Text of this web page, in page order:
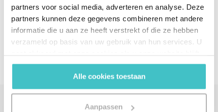
partners voor social media, adverteren en analyse. Deze
partners kunnen deze gegevens combineren met andere
informatie die u aan ze heeft verstrekt of die ze hebben
verzameld op basis van uw gebruik van hun services. U
gebruiken.
Alle cookies toestaan
Aanpassen
Deel via social media